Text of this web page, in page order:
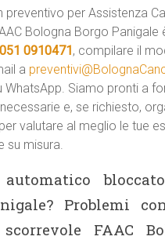
preventivo per Assistenza
Bologna Borgo Panigale
051 0910471, compilare il
a
WhatsApp. Siamo pronti a
e, se richiesto,
valutare al meglio le tue
su misura.
automatico
Problemi
FAAC